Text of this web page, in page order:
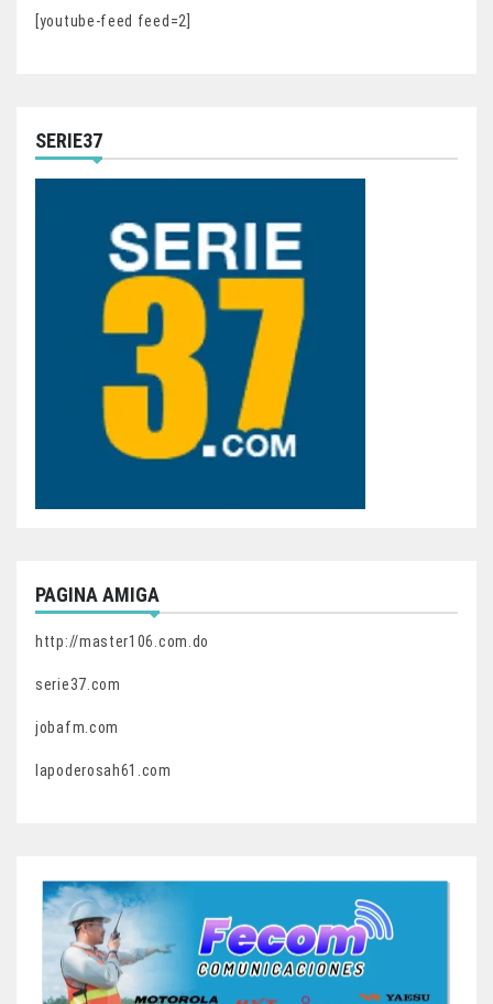
[youtube-feed feed=2]
SERIE37
PAGINA AMIGA
http://master106.com.do
serie37.com
jobafm.com
lapoderosah61.com